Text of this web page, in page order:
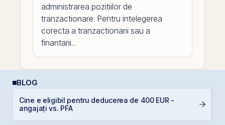
administrarea pozitiilor de
tranzactionare. Pentru intelegerea
corecta a tranzactionarii sau a
finantarii...
BLOG
Cine e eligibil pentru deducerea de 400 EUR -
angajați vs. PFA